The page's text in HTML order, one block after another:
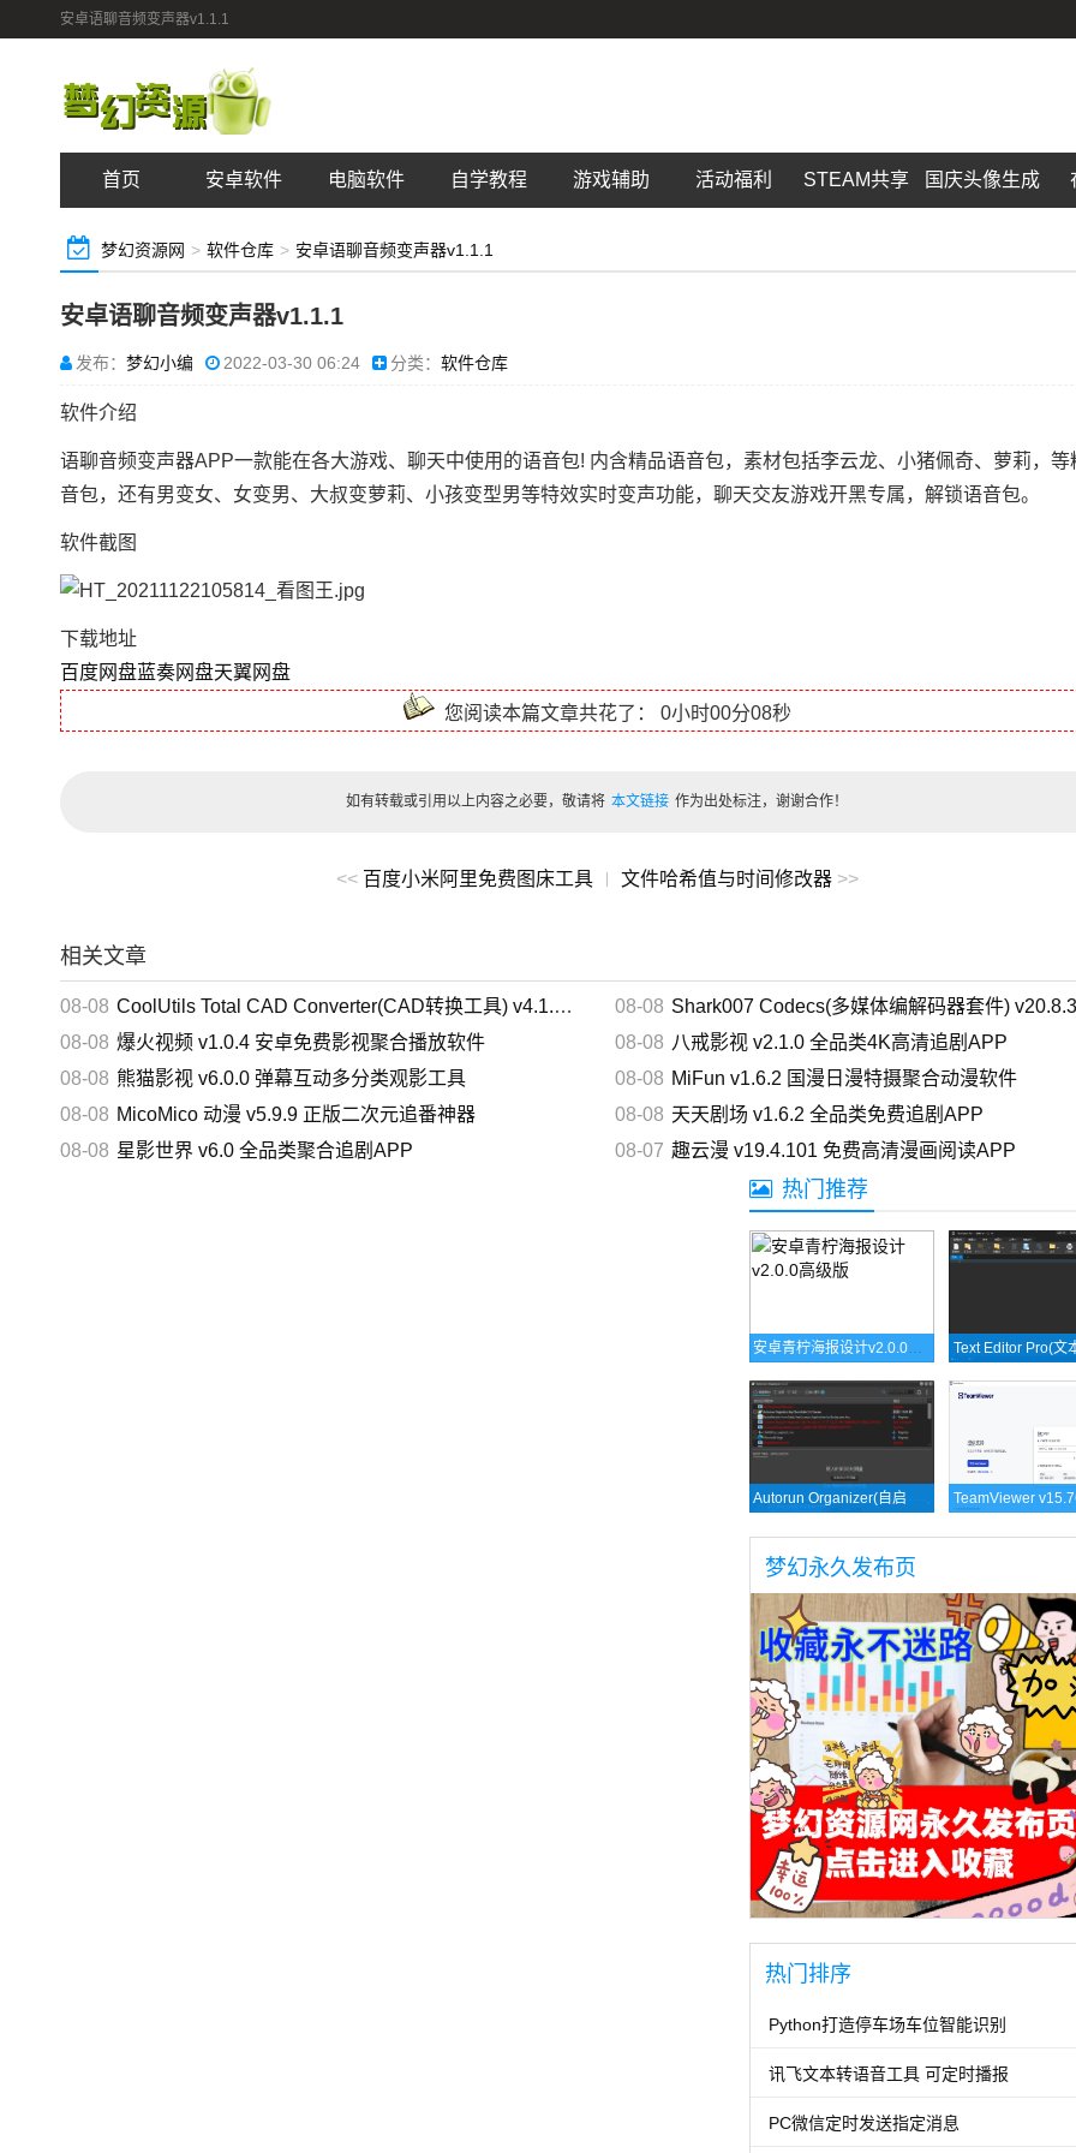
安卓语聊音频变声器v1.1.1
首页 安卓软件 电脑软件 自学教程 游戏辅助 活动福利 STEAM共享 国庆头像生成
梦幻资源网 > 软件仓库 > 安卓语聊音频变声器v1.1.1
安卓语聊音频变声器v1.1.1
发布： 梦幻小编 2022-03-30 06:24 分类： 软件仓库
软件介绍
语聊音频变声器APP一款能在各大游戏、聊天中使用的语音包! 内含精品语音包，素材包括李云龙、小猪佩奇、萝莉，等
音包，还有男变女、女变男、大叔变萝莉、小孩变型男等特效实时变声功能，聊天交友游戏开黑专属，解锁语音包。
软件截图
下载地址
百度网盘蓝奏网盘天翼网盘
您阅读本篇文章共花了：
0小时00分08秒
如有转载或引用以上内容之必要，敬请将 本文链接 作为出处标注，谢谢合作！
<< 百度小米阿里免费图床工具 文件哈希值与时间修改器>>
相关文章
08-08 CoolUtils Total CAD Converter(CAD转换工具) v4.1.0.253 多语便携版 08-08 Shark007 Codecs(多媒体编解码器套件) v20.8.3 便
08-08 爆火视频 v1.0.4 安卓免费影视聚合播放软件 08-08 八戒影视 v2.1.0 全品类4K高清追剧APP
08-08 熊猫影视 v6.0.0 弹幕互动多分类观影工具 08-08 MiFun v1.6.2 国漫日漫特摄聚合动漫软件
08-08 MicoMico 动漫 v5.9.9 正版二次元追番神器 08-08 天天剧场 v1.6.2 全品类免费追剧APP
08-08 星影世界 v6.0 全品类聚合追剧APP 08-07 趣云漫 v19.4.101 免费高清漫画阅读APP
热门推荐
安卓青柠海报设计v2.0.0高级版
梦幻永久发布页
热门排序
Python打造停车场车位智能识别
讯飞文本转语音工具 可定时播报
PC微信定时发送指定消息